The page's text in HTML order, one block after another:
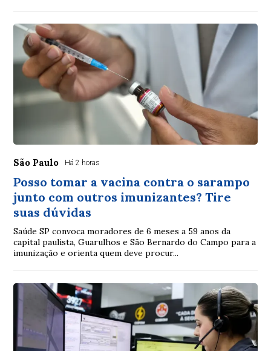
São Paulo Há 2 horas
Posso tomar a vacina contra o sarampo
junto com outros imunizantes? Tire
suas dúvidas
Saúde SP convoca moradores de 6 meses a 59 anos da
capital paulista, Guarulhos e São Bernardo do Campo para a
imunização e orienta quem deve procur...